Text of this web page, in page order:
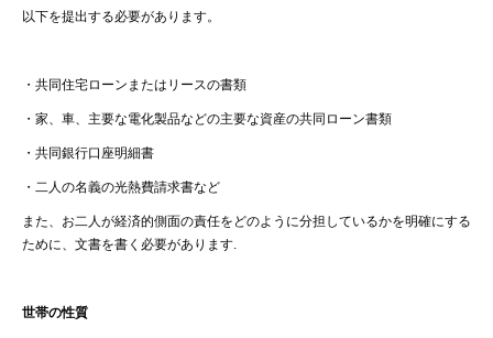
以下を提出する必要があります。
・ 共同住宅ローンまたはリースの書類
・ 家、車、主要な電化製品などの主要な資産の共同ローン書類
・ 共同銀行口座明細書
・二人の名義の光熱費請求書など
また、お二人が経済的側面の責任をどのように分担しているかを明確にする
ために、文書を書く必要があります.
世帯の性質